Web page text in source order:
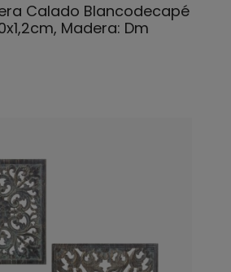
Calado Blancodecapé
Madera: Dm